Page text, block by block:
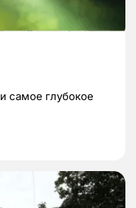
самое глубокое